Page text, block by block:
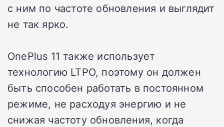
с ним по частоте обновления и выглядит
не так ярко.
OnePlus 11 также использует
технологию LTPO, поэтому он должен
быть способен работать в постоянном
режиме, не расходуя энергию и не
снижая частоту обновления, когда